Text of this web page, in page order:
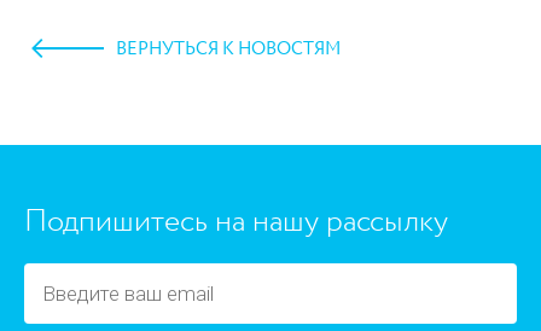
https://www.high-endrolex.com/45
ВЕРНУТЬСЯ К НОВОСТЯМ
Подпишитесь на нашу рассылку